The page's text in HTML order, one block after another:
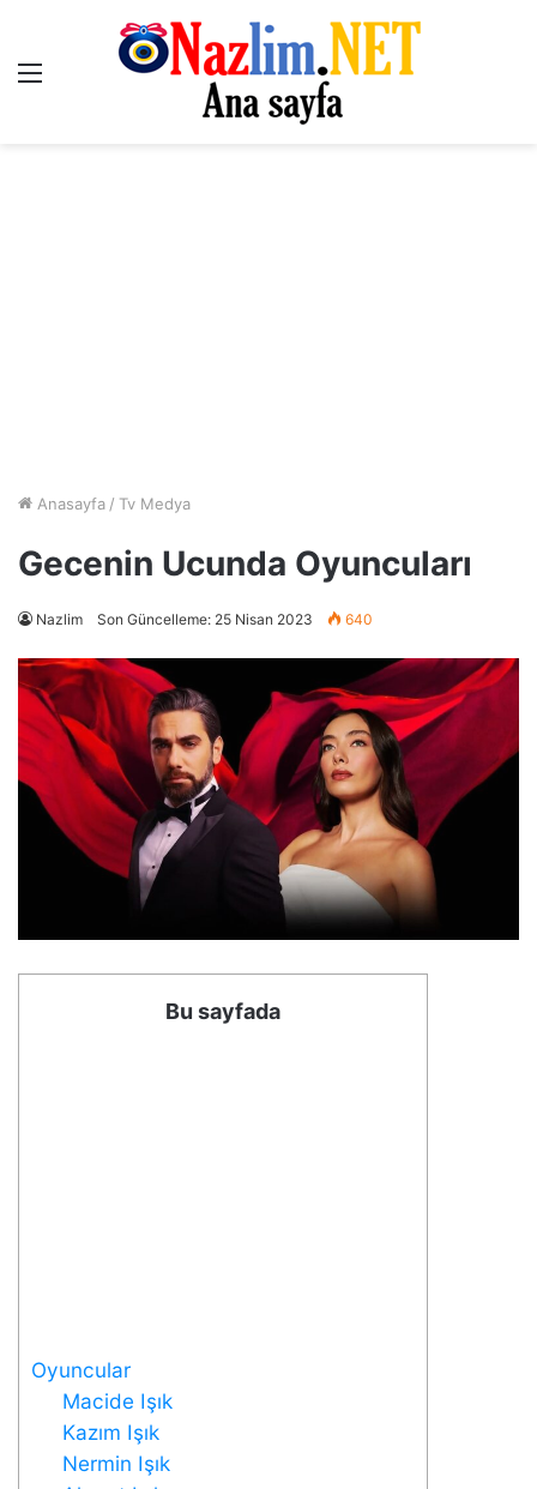
Menü
Anasayfa / Tv Medya
Gecenin Ucunda Oyuncuları
Nazlim Son Güncelleme: 25 Nisan 2023 640
Bu sayfada
Oyuncular
Macide Işık
Kazım Işık
Nermin Işık